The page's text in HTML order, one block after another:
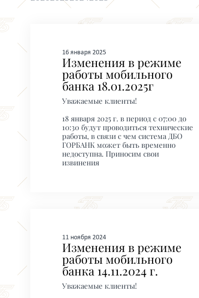
16 января 2025
Изменения в режиме
работы мобильного
банка 18.01.2025г
Уважаемые клиенты!
18 января 2025 г. в период с 07:00 до
10:30 будут проводиться технические
работы, в связи с чем система ДБО
ГОРБАНК может быть временно
недоступна. Приносим свои
извинения
11 ноября 2024
Изменения в режиме
работы мобильного
банка 14.11.2024 г.
Уважаемые клиенты!